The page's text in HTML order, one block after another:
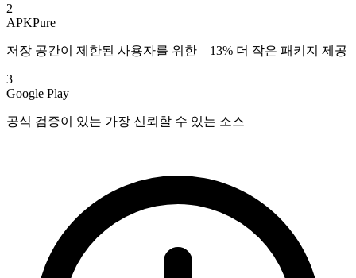
2
APKPure
저장 공간이 제한된 사용자를 위한—13% 더 작은 패키지 제공
3
Google Play
공식 검증이 있는 가장 신뢰할 수 있는 소스